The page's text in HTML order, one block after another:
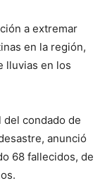
a extremar
en la región,
lluvias en los
del condado de
anunció
68 fallecidos, de